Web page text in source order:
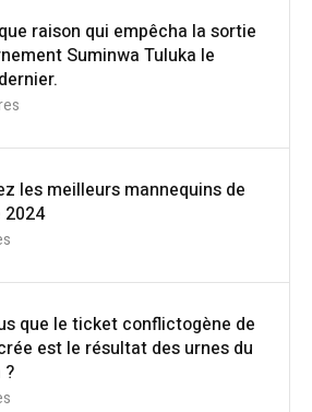
raison qui empêcha la sortie
Suminwa Tuluka le
les meilleurs mannequins de
2024
que le ticket conflictogène de
est le résultat des urnes du
?